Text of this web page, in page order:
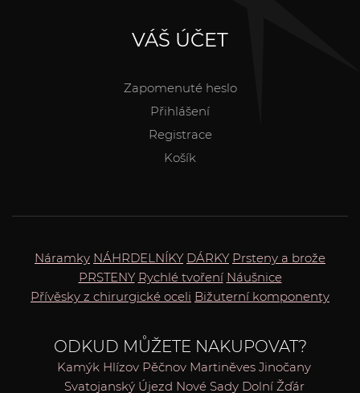
VÁŠ ÚČET
Zapomenuté heslo
Přihlášení
Registrace
Košík
Náramky NÁHRDELNÍKY DÁRKY Prsteny a brože
PRSTENY Rychlé tvoření Náušnice
Přívěsky z chirurgické oceli Bižuterní komponenty
ODKUD MŮŽETE NAKUPOVAT?
Kamýk Hlízov Pěčnov Martiněves Jinočany
Svatojanský Újezd Nové Sady Dolní Žďár